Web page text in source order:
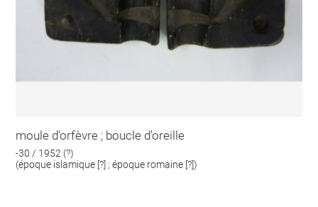
moule d'orfèvre ; boucle d'oreille
-30 / 1952 (?)
(époque islamique [?] ; époque romaine [?])